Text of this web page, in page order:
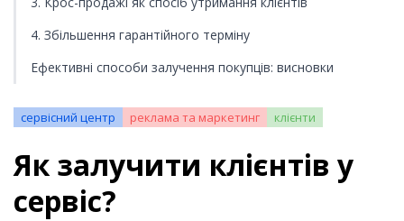
4. Збільшення гарантійного терміну
Ефективні способи залучення покупців: висновки
сервісний центр реклама та маркетинг клієнти
Як залучити клієнтів у
сервіс?